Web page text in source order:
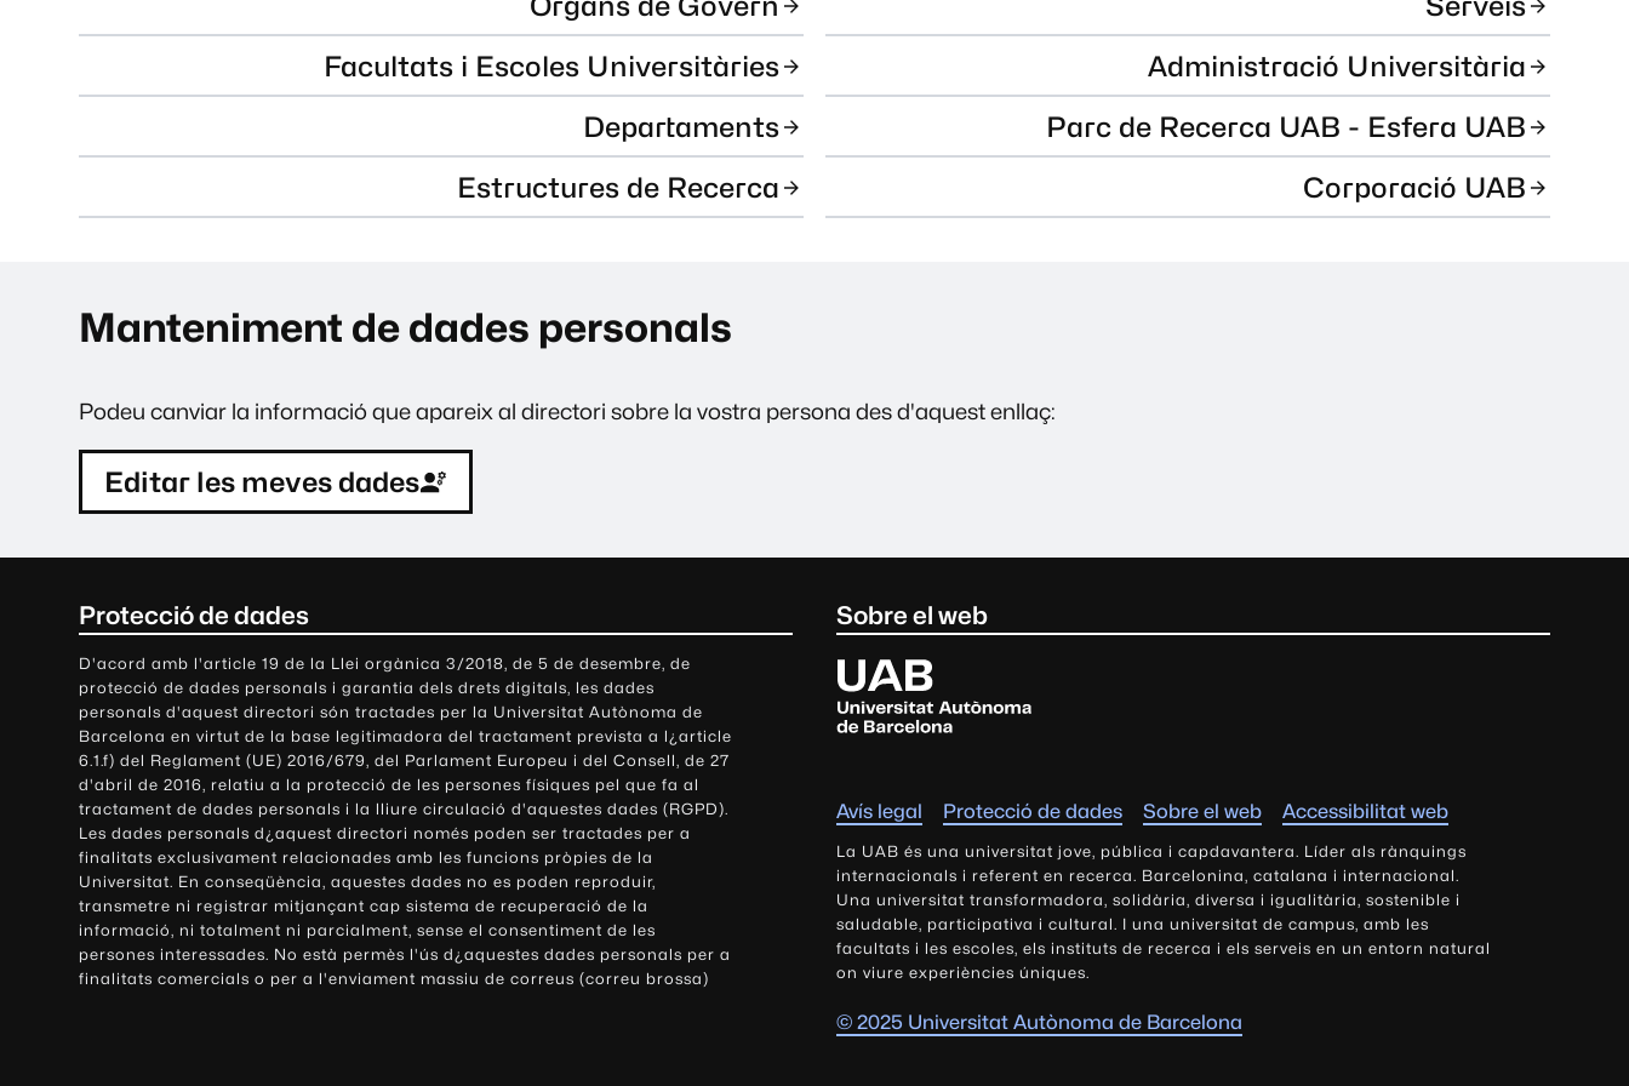
Facultats i Escoles Universitàries
Departaments
Estructures de Recerca
Administració Universitària
Parc de Recerca UAB - Esfera UAB
Corporació UAB
Manteniment de dades personals
Podeu canviar la informació que apareix al directori sobre la vostra persona des d'aquest enllaç:
Editar les meves dades
Protecció de dades
D'acord amb l'article 19 de la Llei orgànica 3/2018, de 5 de desembre, de
protecció de dades personals i garantia dels drets digitals, les dades
personals d'aquest directori són tractades per la Universitat Autònoma de
Barcelona en virtut de la base legitimadora del tractament prevista a l¿article
6.1.f) del Reglament (UE) 2016/679, del Parlament Europeu i del Consell, de 27
d'abril de 2016, relatiu a la protecció de les persones físiques pel que fa al
tractament de dades personals i la lliure circulació d'aquestes dades (RGPD).
Les dades personals d¿aquest directori només poden ser tractades per a
finalitats exclusivament relacionades amb les funcions pròpies de la
Universitat. En conseqüència, aquestes dades no es poden reproduir,
transmetre ni registrar mitjançant cap sistema de recuperació de la
informació, ni totalment ni parcialment, sense el consentiment de les
persones interessades. No està permès l'ús d¿aquestes dades personals per a
finalitats comercials o per a l'enviament massiu de correus (correu brossa)
Sobre el web
U
n
i
s
i
t
a
t
A
u
t
ò
Avís legal Protecció de dades Sobre el web Accessibilitat web
La UAB és una universitat jove, pública i capdavantera. Líder als rànquings
internacionals i referent en recerca. Barcelonina, catalana i internacional.
Una universitat transformadora, solidària, diversa i igualitària, sostenible i
saludable, participativa i cultural. I una universitat de campus, amb les
facultats i les escoles, els instituts de recerca i els serveis en un entorn natural
on viure experiències úniques.
© 2025 Universitat Autònoma de Barcelona